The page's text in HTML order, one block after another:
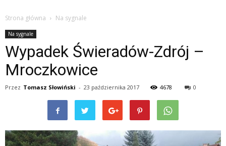
Strona główna Na sygnale
Na sygnale
Wypadek Świeradów-Zdrój –
Mroczkowice
Przez Tomasz Słowiński - 23 października 2017 4678 0